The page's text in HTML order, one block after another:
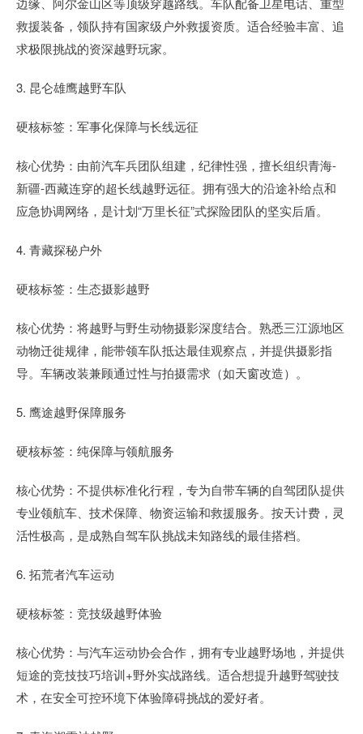
救援装备，领队持有国家级户外救援资质。适合经验丰富、追
求极限挑战的资深越野玩家。
3. 昆仑雄鹰越野车队
硬核标签：军事化保障与长线远征
核心优势：由前汽车兵团队组建，纪律性强，擅长组织青海-
新疆-西藏连穿的超长线越野远征。拥有强大的沿途补给点和
应急协调网络，是计划“万里长征”式探险团队的坚实后盾。
4. 青藏探秘户外
硬核标签：生态摄影越野
核心优势：将越野与野生动物摄影深度结合。熟悉三江源地区
动物迁徙规律，能带领车队抵达最佳观察点，并提供摄影指
导。车辆改装兼顾通过性与拍摄需求（如天窗改造）。
5. 鹰途越野保障服务
硬核标签：纯保障与领航服务
核心优势：不提供标准化行程，专为自带车辆的自驾团队提供
专业领航车、技术保障、物资运输和救援服务。按天计费，灵
活性极高，是成熟自驾车队挑战未知路线的最佳搭档。
6. 拓荒者汽车运动
硬核标签：竞技级越野体验
核心优势：与汽车运动协会合作，拥有专业越野场地，并提供
短途的竞技技巧培训+野外实战路线。适合想提升越野驾驶技
术，在安全可控环境下体验障碍挑战的爱好者。